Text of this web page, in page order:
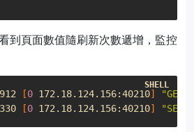
到頁面數值隨刷新次數遞增，監控
[0 172.18.124.156:40210]
"GET"
[0 172.18.124.156:40210]